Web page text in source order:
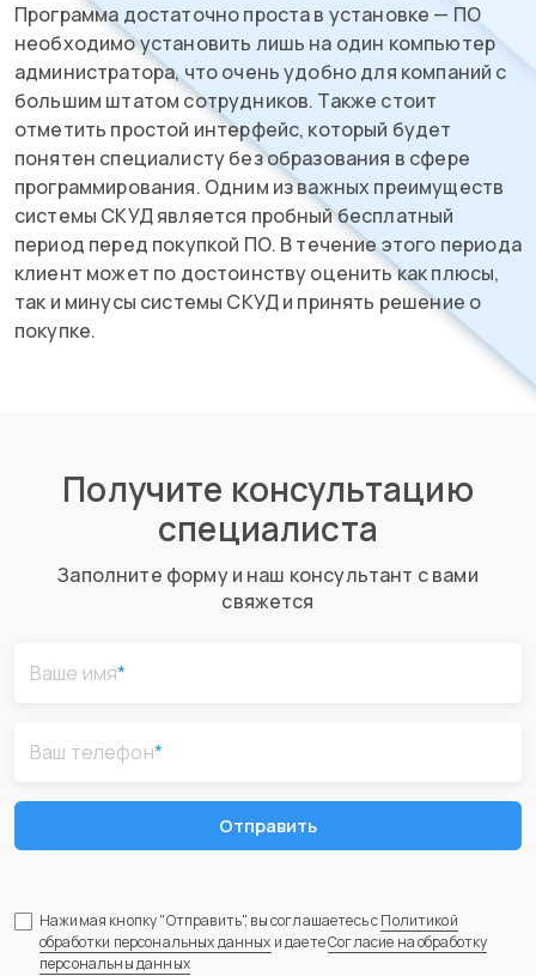
Программа достаточно проста в установке — ПО
необходимо установить лишь на один компьютер
администратора, что очень удобно для компаний с
большим штатом сотрудников. Также стоит
отметить простой интерфейс, который будет
понятен специалисту без образования в сфере
программирования. Одним из важных преимуществ
системы СКУД является пробный бесплатный
период перед покупкой ПО. В течение этого периода
клиент может по достоинству оценить как плюсы,
так и минусы системы СКУД и принять решение о
покупке.
Получите консультацию
специалиста
Заполните форму и наш консультант с вами
свяжется
Ваше имя*
Ваш телефон*
Отправить
Нажимая кнопку "Отправить", вы соглашаетесь сПолитикой
обработки персональных данных и даетеСогласие на обработку
персональны данных